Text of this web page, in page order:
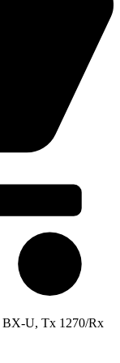
BX-U, Tx 1270/Rx